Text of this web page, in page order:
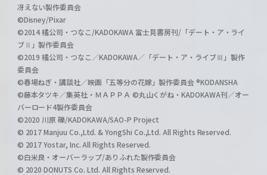
冴えない製作委員会
©Disney/Pixar
©2014 橘公司・つなこ/KADOKAWA 富士見書房刊/「デート・ア・ライ
ブⅡ」製作委員会
©2019 橘公司・つなこ／KADOKAWA／「デート・ア・ライブⅢ」製作
委員会
©春場ねぎ・講談社／映画「五等分の花嫁」製作委員会 ®KODANSHA
©藤本タツキ／集英社・ＭＡＰＰＡ ©丸山くがね・KADOKAWA刊／オー
バーロード4製作委員会
©2020 川原 礫/KADOKAWA/SAO-P Project
© 2017 Manjuu Co.,Ltd. & YongShi Co.,Ltd. All Rights Reserved.
© 2017 Yostar, Inc. All Rights Reserved.
©白米良・オーバーラップ/ありふれた製作委員会
© 2020 DONUTS Co. Ltd. All Rights Reserved.